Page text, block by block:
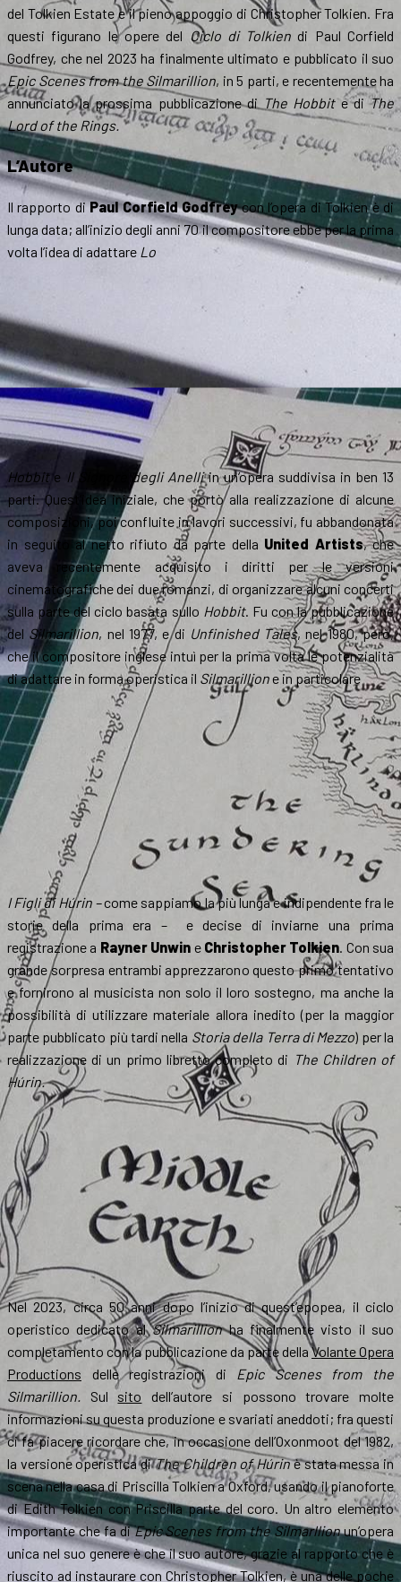
del Tolkien Estate e il pieno appoggio di Christopher Tolkien. Fra
questi figurano le opere del Ciclo di Tolkiendi Paul Corfield
Godfrey, che nel 2023 ha finalmente ultimato e pubblicato il suo
Epic Scenes from the Silmarillion, in 5 parti, e recentemente ha
annunciato la prossima pubblicazione di The Hobbite diThe
Lord of the Rings.
L’Autore
Il rapporto diPaul Corfield Godfreycon l’opera di Tolkien è di
lunga data; all’inizio degli anni 70 il compositore ebbe per la prima
volta l’idea di adattare Lo
Hobbite Il Signore degli Anelliin un’opera suddivisa in ben 13
parti. Quest’idea iniziale, che portò alla realizzazione di alcune
composizioni, poi confluite in lavori successivi, fu abbandonata
in seguito al netto rifiuto da parte della United Artists, che
aveva recentemente acquisito i diritti per le versioni
cinematografiche dei due romanzi, di organizzare alcuni concerti
sulla parte del ciclo basata sullo Hobbit. Fu con la pubblicazione
del Silmarillion, nel 1977, e di Unfinished Tales, nel 1980, però,
che il compositore inglese intuì per la prima volta le potenzialità
di adattare in forma operistica il Silmarillione in particolare
I Figli di Húrin –come sappiamo la più lunga e indipendente fra le
storie della prima era – e decise di inviarne una prima
registrazione a Rayner Unwin e Christopher Tolkien. Con sua
grande sorpresa entrambi apprezzarono questo primo tentativo
e fornirono al musicista non solo il loro sostegno, ma anche la
possibilità di utilizzare materiale allora inedito (per la maggior
parte pubblicato più tardi nella Storia della Terra di Mezzo) per la
realizzazione di un primo libretto completo di The Children of
Húrin.
Nel 2023, circa 50 anni dopo l’inizio di quest’epopea, il ciclo
operistico dedicato alSilmarillionha finalmente visto il suo
completamento con la pubblicazione da parte dellaVolante Opera
Productions delle registrazioni di Epic Scenes from the
Silmarillion. Sul sito dell’autore si possono trovare molte
informazioni su questa produzione e svariati aneddoti; fra questi
ci fa piacere ricordare che, in occasione dell’Oxonmoot del 1982,
la versione operistica diThe Children of Húrinè stata messa in
scena nella casa di Priscilla Tolkien a Oxford, usando il pianoforte
di Edith Tolkien con Priscilla parte del coro. Un altro elemento
importante che fa diEpic Scenes from the Silmarllionun’opera
unica nel suo genere è che il suo autore, grazie al rapporto che è
riuscito ad instaurare con Christopher Tolkien, è una delle poche